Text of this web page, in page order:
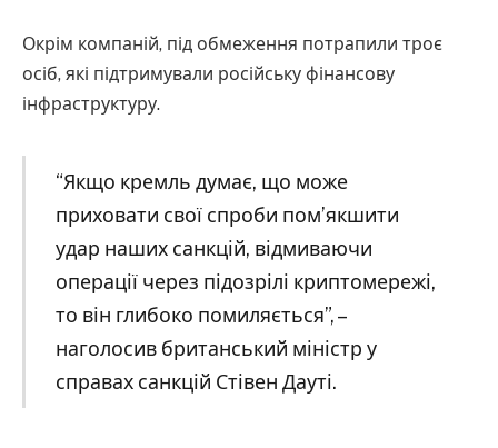
Окрім компаній, під обмеження потрапили троє
осіб, які підтримували російську фінансову
інфраструктуру.
“Якщо кремль думає, що може
приховати свої спроби пом’якшити
удар наших санкцій, відмиваючи
операції через підозрілі криптомережі,
то він глибоко помиляється”, –
наголосив британський міністр у
справах санкцій Стівен Дауті.